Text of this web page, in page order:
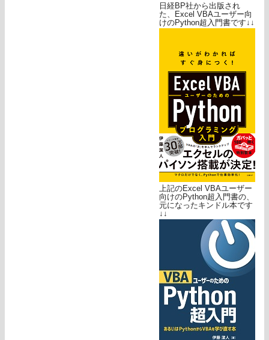
日経BP社から出版され
た、Excel VBAユーザー向
けのPython超入門書です↓↓
上記のExcel VBAユーザー
向けのPython超入門書の、
元になったキンドル本です
↓↓